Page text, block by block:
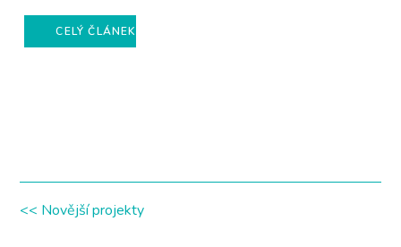
CELÝ ČLÁNEK
<< Novější projekty